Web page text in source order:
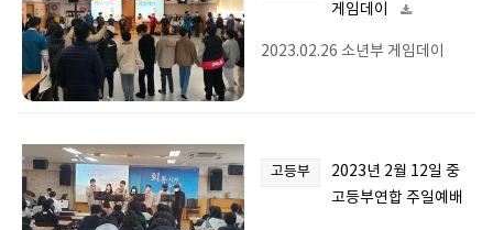
게임데이
2023.02.26 소년부 게임데이
고등부
2023년 2월 12일 중
고등부연합 주일예배